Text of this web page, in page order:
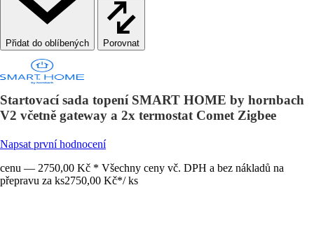
Porovnat
Startovací sada topení SMART HOME by hornbach
V2 včetně gateway a 2x termostat Comet Zigbee
Napsat první hodnocení
cenu — 2750,00 Kč * Všechny ceny vč. DPH a bez nákladů na
přepravu za ks2750,00 Kč*/ ks